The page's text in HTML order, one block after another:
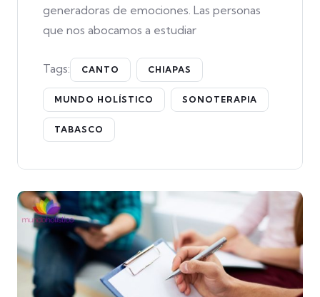
generadoras de emociones. Las personas
que nos abocamos a estudiar
Tags: CANTO CHIAPAS
MUNDO HOLÍSTICO SONOTERAPIA
TABASCO